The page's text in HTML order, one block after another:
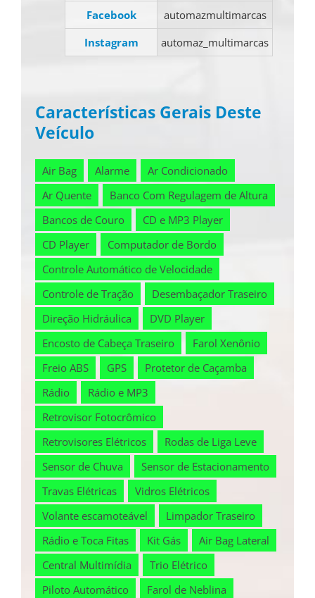
Facebook
automazmultimarcas
Instagram
automaz_multimarcas
Características Gerais Deste
Veículo
Air Bag Alarme
Ar Condicionado
Ar Quente
Banco Com Regulagem de Altura
Bancos de Couro
CD e MP3 Player
CD Player
Computador de Bordo
Controle Automático de Velocidade
Controle de Tração
Desembaçador Traseiro
Direção Hidráulica
DVD Player
Encosto de Cabeça Traseiro
Farol Xenônio
Freio ABS
GPS
Protetor de Caçamba
Rádio
Rádio e MP3
Retrovisor Fotocrômico
Retrovisores Elétricos
Rodas de Liga Leve
Sensor de Chuva
Sensor de Estacionamento
Travas Elétricas
Vidros Elétricos
Volante escamoteável
Limpador Traseiro
Rádio e Toca Fitas
Kit Gás
Air Bag Lateral
Central Multimídia
Trio Elétrico
Piloto Automático
Farol de Neblina